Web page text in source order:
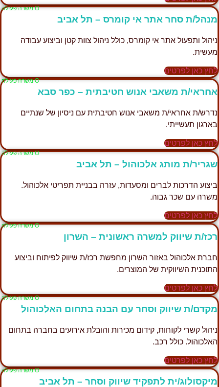
Ο משרה פעילה
מנהל/ת סחר אתר אי קומרס – תל אביב
ניהול ותפעול אתר אי קומרס, כולל ניהול צוות קטן וביצוע עבודה
מעשית.
לחץ כאן לפרטים
Ο משרה פעילה
אחראי/ת משאבי אנוש חטיבתית – כפר סבא
נדרש/ת אחראי/ת משאבי אנוש חטיבתית עם ניסיון של שנתיים
בארגון תעשייתי.
לחץ כאן לפרטים
Ο משרה פעילה
שגריר/ת מותג אלכוהול – תל אביב
ביצוע הדרכות לברים ומסעדות, עזרה בבניית תפריטי אלכוהול.
משרה עם שכר גבוה.
לחץ כאן לפרטים
Ο משרה פעילה
רכז/ת שיווק למשרה ראשונית – השרון
חברת אלכוהול באזור השרון מחפשת רכז/ת שיווק לפיתוח וביצוע
התוכנית השיווקית של המוצרים.
לחץ כאן לפרטים
Ο משרה פעילה
מקדם/ת שיווק וסחר עם הבנה בתחום האלכוהול
ניהול קשרי לקוחות, קידום מכירות והובלת אירועים בחברה בתחום
האלכוהול. כולל רכב.
לחץ כאן לפרטים
Ο משרה פעילה
מיקסולוג/ית לתפקיד שיווק וסחר – תל אביב